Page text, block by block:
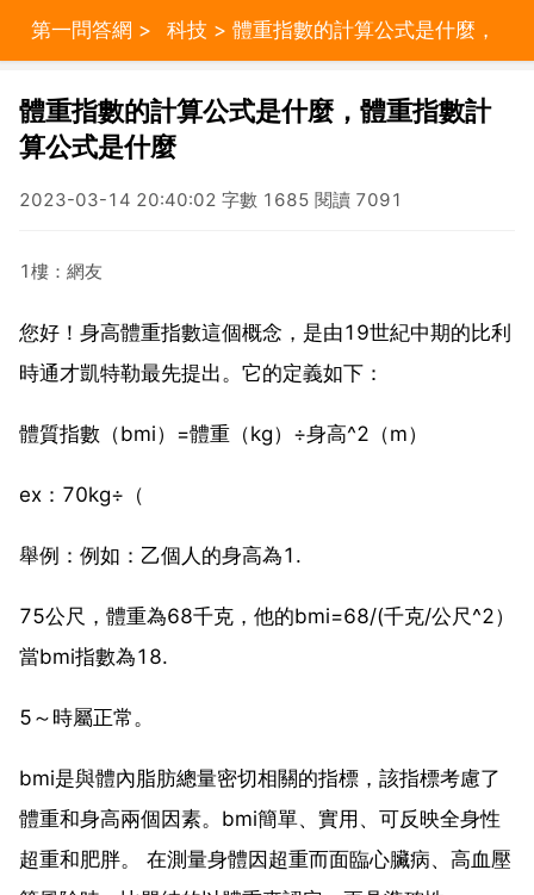
第一問答網 > 科技 > 體重指數的計算公式是什麼，
體重指數計算公式是什麼
體重指數的計算公式是什麼，體重指數計
算公式是什麼
2023-03-14 20:40:02 字數 1685 閱讀 7091
1樓：網友
您好！身高體重指數這個概念，是由19世紀中期的比利
時通才凱特勒最先提出。它的定義如下：
體質指數（bmi）=體重（kg）÷身高^2（m）
ex：70kg÷（
舉例：例如：乙個人的身高為1.
75公尺，體重為68千克，他的bmi=68/(千克/公尺^2）
當bmi指數為18.
5～時屬正常。
bmi是與體內脂肪總量密切相關的指標，該指標考慮了
體重和身高兩個因素。bmi簡單、實用、可反映全身性
超重和肥胖。 在測量身體因超重而面臨心臟病、高血壓